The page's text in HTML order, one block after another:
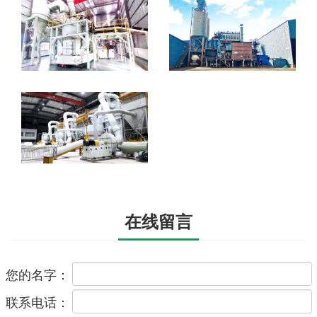
在线留言
您的名字：
联系电话：